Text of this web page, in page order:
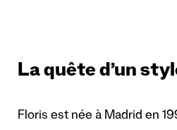
La quête d’un
Floris est née à Madrid en